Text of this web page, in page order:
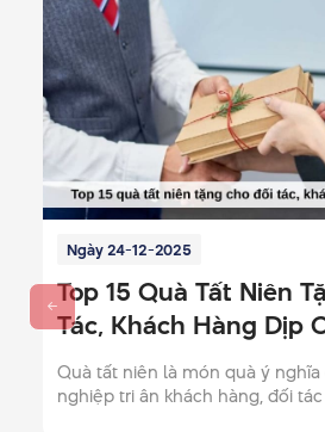
Ngày 24-12-2025
Top 15 Quà Tất Niên
Tác, Khách Hàng Dịp
Quà tất niên là món quà ý
nghiệp tri ân khách hàng, đối tác